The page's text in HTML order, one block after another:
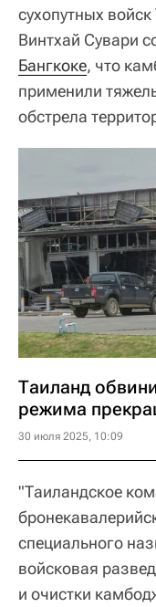
сухопутных
Винтхай Сувари
Бангкоке, что
применили
обстрела
Таиланд
режима
30 июля 2025, 10:09
"Таиландское
специального
войсковая
и очистки